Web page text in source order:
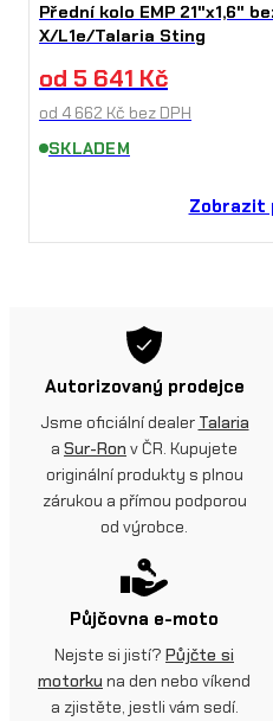
Přední kolo EMP 21"x1,6"
X/L1e/Talaria Sting
od 5 641 Kč
od 4 662 Kč bez DPH
SKLADEM
Zobrazit
Autorizovaný prodejce
Jsme oficiální dealer Talaria
a Sur-Ron v ČR. Kupujete
originální produkty s plnou
zárukou a přímou podporou
od výrobce.
Půjčovna e-moto
Nejste si jistí? Půjčte si
motorku na den nebo víkend
a zjistěte, jestli vám sedí.